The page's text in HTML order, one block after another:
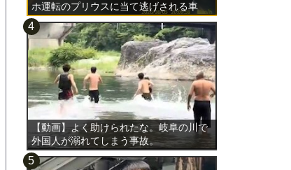
ホ運転のプリウスに当て逃げされる車
載。
【動画】よく助けられたな。岐阜の川で
外国人が溺れてしまう事故。